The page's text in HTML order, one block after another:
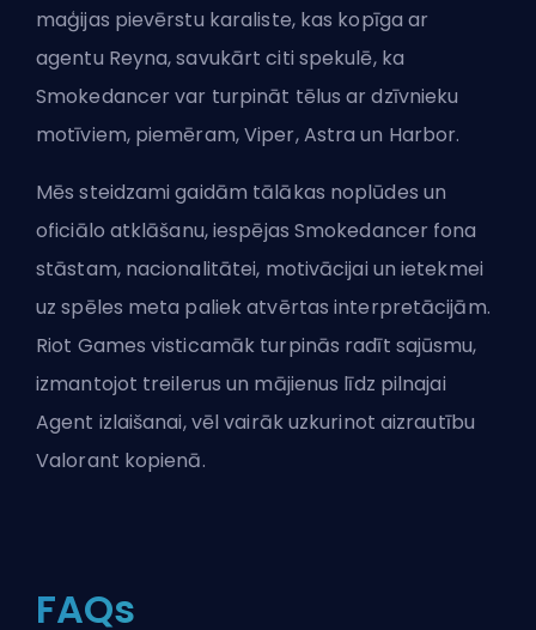
maģijas pievērstu karaliste, kas kopīga ar
agentu Reyna, savukārt citi spekulē, ka
Smokedancer var turpināt tēlus ar dzīvnieku
motīviem, piemēram, Viper, Astra un Harbor.
Mēs steidzami gaidām tālākas noplūdes un
oficiālo atklāšanu, iespējas Smokedancer fona
stāstam, nacionalitātei, motivācijai un ietekmei
uz spēles meta paliek atvērtas interpretācijām.
Riot Games visticamāk turpinās radīt sajūsmu,
izmantojot treilerus un mājienus līdz pilnajai
Agent izlaišanai, vēl vairāk uzkurinot aizrautību
Valorant kopienā.
FAQs